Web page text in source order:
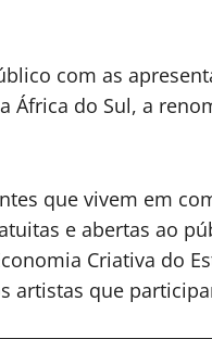
com as
África do Sul, a
que vivem em
e abertas ao
Criativa do
que